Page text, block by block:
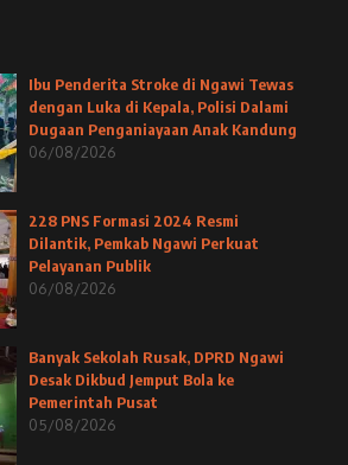
Ibu Penderita Stroke di Ngawi Tewas
dengan Luka di Kepala, Polisi Dalami
Dugaan Penganiayaan Anak Kandung
06/08/2026
228 PNS Formasi 2024 Resmi
Dilantik, Pemkab Ngawi Perkuat
Pelayanan Publik
06/08/2026
Banyak Sekolah Rusak, DPRD Ngawi
Desak Dikbud Jemput Bola ke
Pemerintah Pusat
05/08/2026